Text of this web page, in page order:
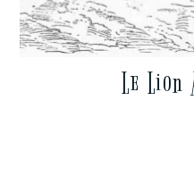
Le Lion